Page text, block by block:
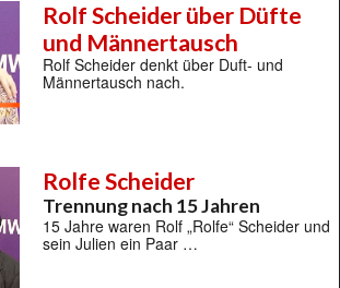
Rolf Scheider über Düfte
und Männertausch
Rolf Scheider denkt über Duft- und
Männertausch nach.
Rolfe Scheider
Trennung nach 15 Jahren
15 Jahre waren Rolf „Rolfe“ Scheider und
sein Julien ein Paar …